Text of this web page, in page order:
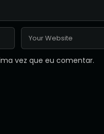
vez que eu comentar.